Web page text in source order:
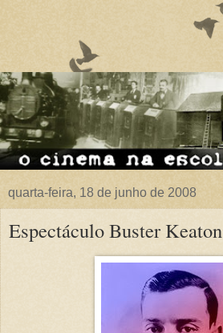
quarta-feira, 18 de junho de 2008
Espectáculo Buster Keaton